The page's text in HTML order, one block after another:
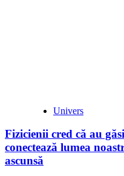
Univers
Fizicienii cred că au
conectează lumea
ascunsă